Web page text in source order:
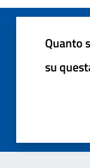
Quanto
su